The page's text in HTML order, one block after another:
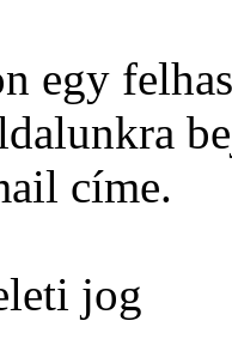
egy
címe.
jog